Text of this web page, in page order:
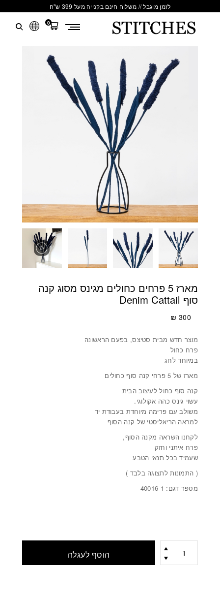
לזמן מוגבל // משלוח חינם בקנייה מעל 399 ש"ח
0
מארז 5 פרחים כחולים מגינס מסוג קנה
סוף Denim Cattail
₪ 300
מוצר חדש מבית סטיצס, בפעם הראשונה
פרח כחול
במיוחד לחג
מארז של 5 פרחי קנה סוף כחולים
קנה סוף כחול לעיצוב הבית
עשוי גינס כהה אקולוגי.
משולב עם פרימה מיוחדת בעבודת יד
למראה הריאליסטי של קנה הסוף
לקחנו השראה מקנה הסוף,
פרח איתני וחזק
שעמיד בכל תנאי הטבע
( התמונות לתצוגה בלבד )
מספר דגם: 40016-1
הוסף לעגלה